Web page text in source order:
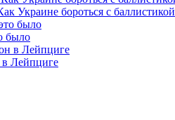
Украине бороться с баллистикой
было
Лейпциге